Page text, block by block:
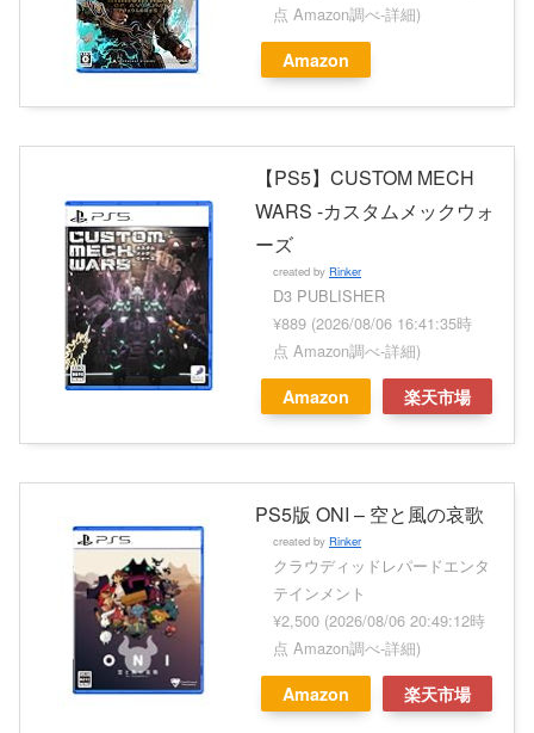
点 Amazon調べ-詳細)
Amazon
【PS5】CUSTOM MECH
WARS -カスタムメックウォ
ーズ
created by Rinker
D3 PUBLISHER
¥889 (2026/08/06 16:41:35時
点 Amazon調べ-詳細)
Amazon 楽天市場
PS5版 ONI – 空と風の哀歌
created by Rinker
クラウディッドレパードエンタ
テインメント
¥2,500 (2026/08/06 20:49:12時
点 Amazon調べ-詳細)
Amazon 楽天市場